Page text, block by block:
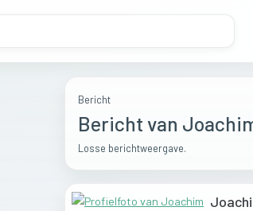
Bericht
Bericht van
Losse berichtweergave.